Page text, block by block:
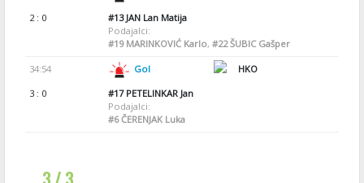
2 : 0
#13JAN Lan Matija
Podajalci:
#19MARINKOVIĆ Karlo, #22ŠUBIC Gašper
34:54 Gol
HKO
3 : 0
#17PETELINKAR Jan
Podajalci:
#6ČERENJAK Luka